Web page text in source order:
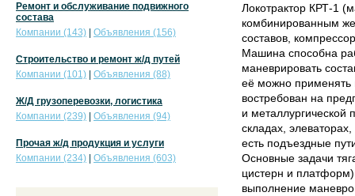
Локотрактор КРТ-1
комбинированным
составов,
Машина способна
маневрировать
её можно применять
востребован на
и
складах,
есть подъездные
Основные задачи
цистерн и
выполнение
Ремонт и обслуживание подвижного
состава
Компании (143)
Объявления (156)
Строительство и ремонт ж/д путей
Компании (101)
Объявления (88)
Ж/Д грузоперевозки, логистика
Компании (239)
Объявления (94)
Прочая ж/д продукция и услуги
Компании (234)
Объявления (603)